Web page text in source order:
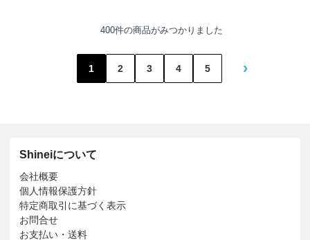
400件の商品がみつかりました
1 2 3 4 5 ›
Shineiについて
会社概要
個人情報保護方針
特定商取引に基づく表示
お問合せ
お支払い・送料